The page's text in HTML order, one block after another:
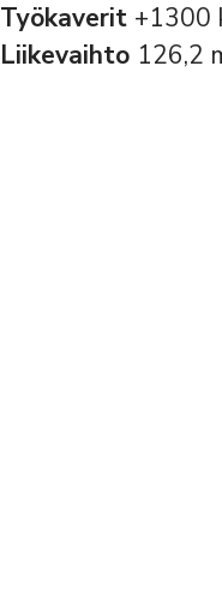
Työkaverit +1300
Liikevaihto 126,2